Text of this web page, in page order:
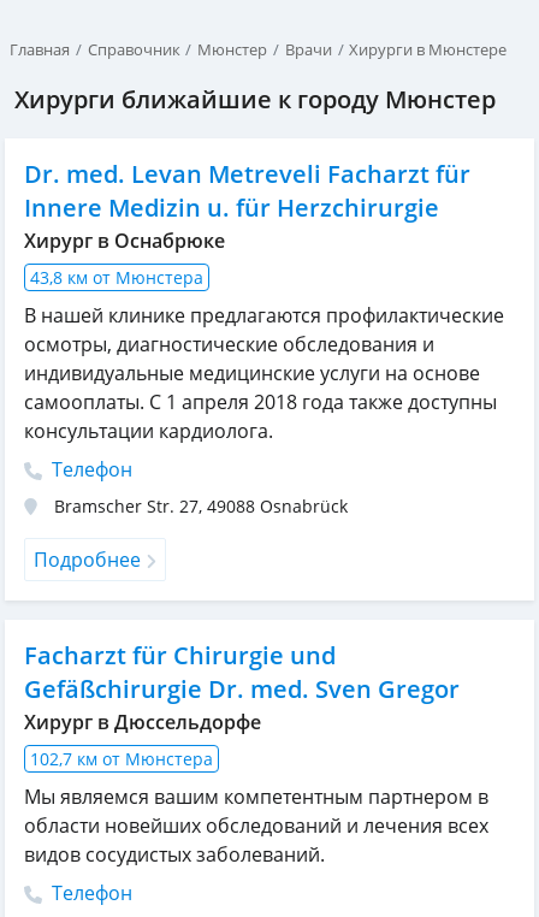
Главная Справочник Мюнстер Врачи Хирурги в Мюнстере
Хирурги ближайшие к городу Мюнстер
Dr. med. Levan Metreveli Facharzt für
Innere Medizin u. für Herzchirurgie
Хирург в Оснабрюке
43,8 км от Мюнстера
В нашей клинике предлагаются профилактические
осмотры, диагностические обследования и
индивидуальные медицинские услуги на основе
самооплаты. С 1 апреля 2018 года также доступны
консультации кардиолога.
Телефон
Bramscher Str. 27, 49088 Osnabrück
Подробнее
Facharzt für Chirurgie und
Gefäßchirurgie Dr. med. Sven Gregor
Хирург в Дюссельдорфе
102,7 км от Мюнстера
Мы являемся вашим компетентным партнером в
области новейших обследований и лечения всех
видов сосудистых заболеваний.
Телефон